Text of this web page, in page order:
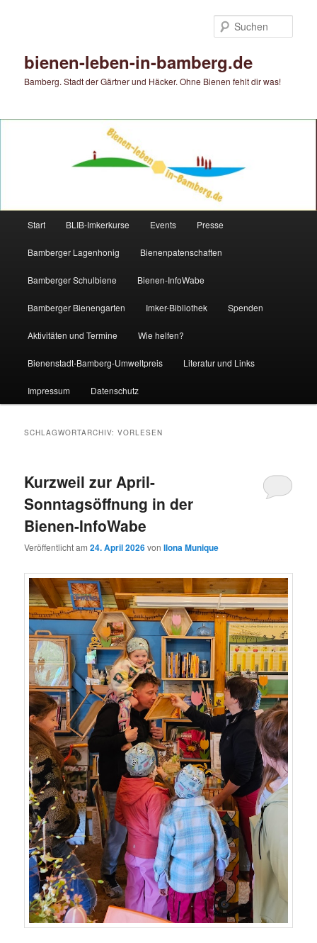
bienen-leben-in-bamberg.de
Bamberg. Stadt der Gärtner und Häcker. Ohne Bienen fehlt dir was!
Start BLIB-Imkerkurse Events Presse
Bamberger Lagenhonig Bienenpatenschaften
Bamberger Schulbiene Bienen-InfoWabe
Bamberger Bienengarten Imker-Bibliothek Spenden
Aktivitäten und Termine Wie helfen?
Bienenstadt-Bamberg-Umweltpreis Literatur und Links
Impressum Datenschutz
SCHLAGWORTARCHIV:VORLESEN
Kurzweil zur April-
Sonntagsöffnung in der
Bienen-InfoWabe
Veröffentlicht am24. April 2026vonIlona Munique